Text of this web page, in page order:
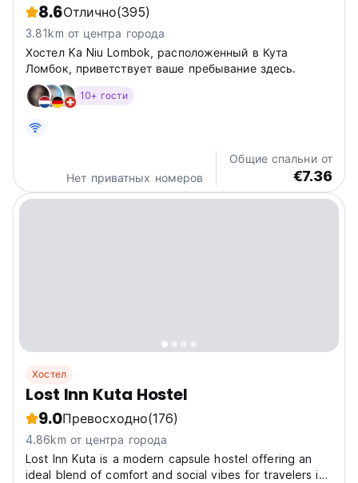
8.6Отлично(395)
3.81km от центра города
Хостел Ka Niu Lombok, расположенный в Кута
Ломбок, приветствует ваше пребывание здесь.
10+ гости
Нет приватных номеров
Общие спальни от
€7.36
Хостел
Lost Inn Kuta Hostel
9.0Превосходно(176)
4.86km от центра города
Lost Inn Kuta is a modern capsule hostel offering an
ideal blend of comfort and social vibes for travelers in